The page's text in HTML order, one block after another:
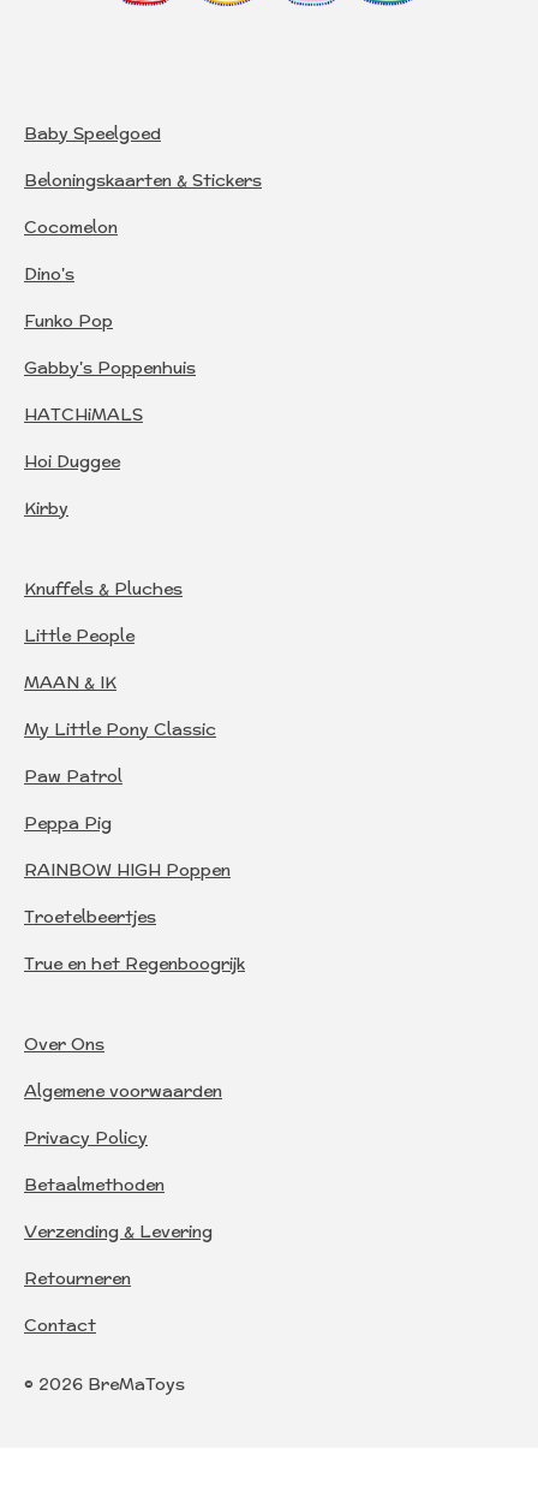
Baby Speelgoed
Beloningskaarten & Stickers
Cocomelon
Dino's
Funko Pop
Gabby's Poppenhuis
HATCHiMALS
Hoi Duggee
Kirby
Knuffels & Pluches
Little People
MAAN & IK
My Little Pony Classic
Paw Patrol
Peppa Pig
RAINBOW HIGH Poppen
Troetelbeertjes
True en het Regenboogrijk
Over Ons
Algemene voorwaarden
Privacy Policy
Betaalmethoden
Verzending & Levering
Retourneren
Contact
© 2026 BreMaToys